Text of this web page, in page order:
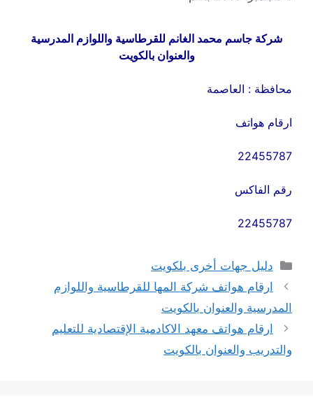
شركة جاسم محمد الغانم للقرطاسية واللوازم المدرسية
والعنوان بالكويت
محافظة : العاصمة
ارقام هواتف
22455787
رقم الفاكس
22455787
التصنيفات
دليل جهات أخرى بلكويت
ارقام هواتف شركة المها للقرطاسية واللوازم
المدرسية والعنوان بالكويت
ارقام هواتف معهد الاكادمية الإقتصادية للتعليم
والتدريب والعنوان بالكويت